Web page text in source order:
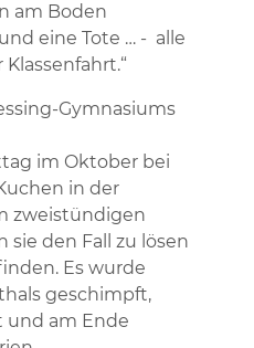
am Boden
eine Tote … - alle
Gymnasiums
im Oktober bei
in der
zweistündigen
sie den Fall zu lösen
Es wurde
geschimpft,
und am Ende